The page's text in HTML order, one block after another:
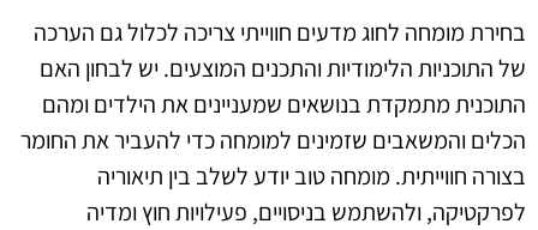
בחירת מומחה לחוג מדעים חווייתי צריכה לכלול גם הערכה
של התוכניות הלימודיות והתכנים המוצעים. יש לבחון האם
התוכנית מתמקדת בנושאים שמעניינים את הילדים ומהם
הכלים והמשאבים שזמינים למומחה כדי להעביר את החומר
בצורה חווייתית. מומחה טוב יודע לשלב בין תיאוריה
לפרקטיקה, ולהשתמש בניסויים, פעילויות חוץ ומדיה